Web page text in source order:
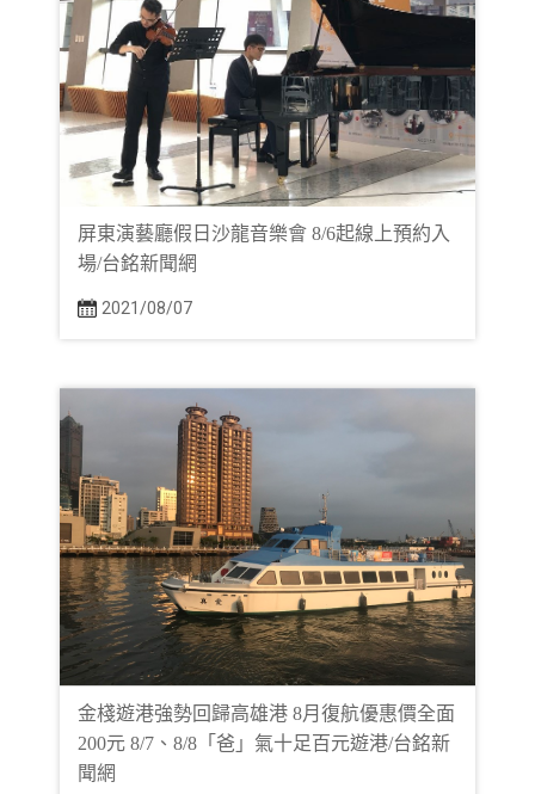
屏東演藝廳假日沙龍音樂會 8/6起線上預約入
場/台銘新聞網
2021/08/07
金棧遊港強勢回歸高雄港 8月復航優惠價全面
200元 8/7、8/8「爸」氣十足百元遊港/台銘新
聞網